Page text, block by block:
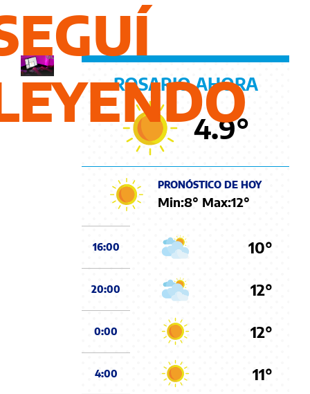
Vigil
Por
GONZALO SEEGER
ROSARIO AHORA
4.9°
PRONÓSTICO DE HOY
Min:8° Max:12°
16:00 10°
20:00 12°
0:00 12°
4:00 11°